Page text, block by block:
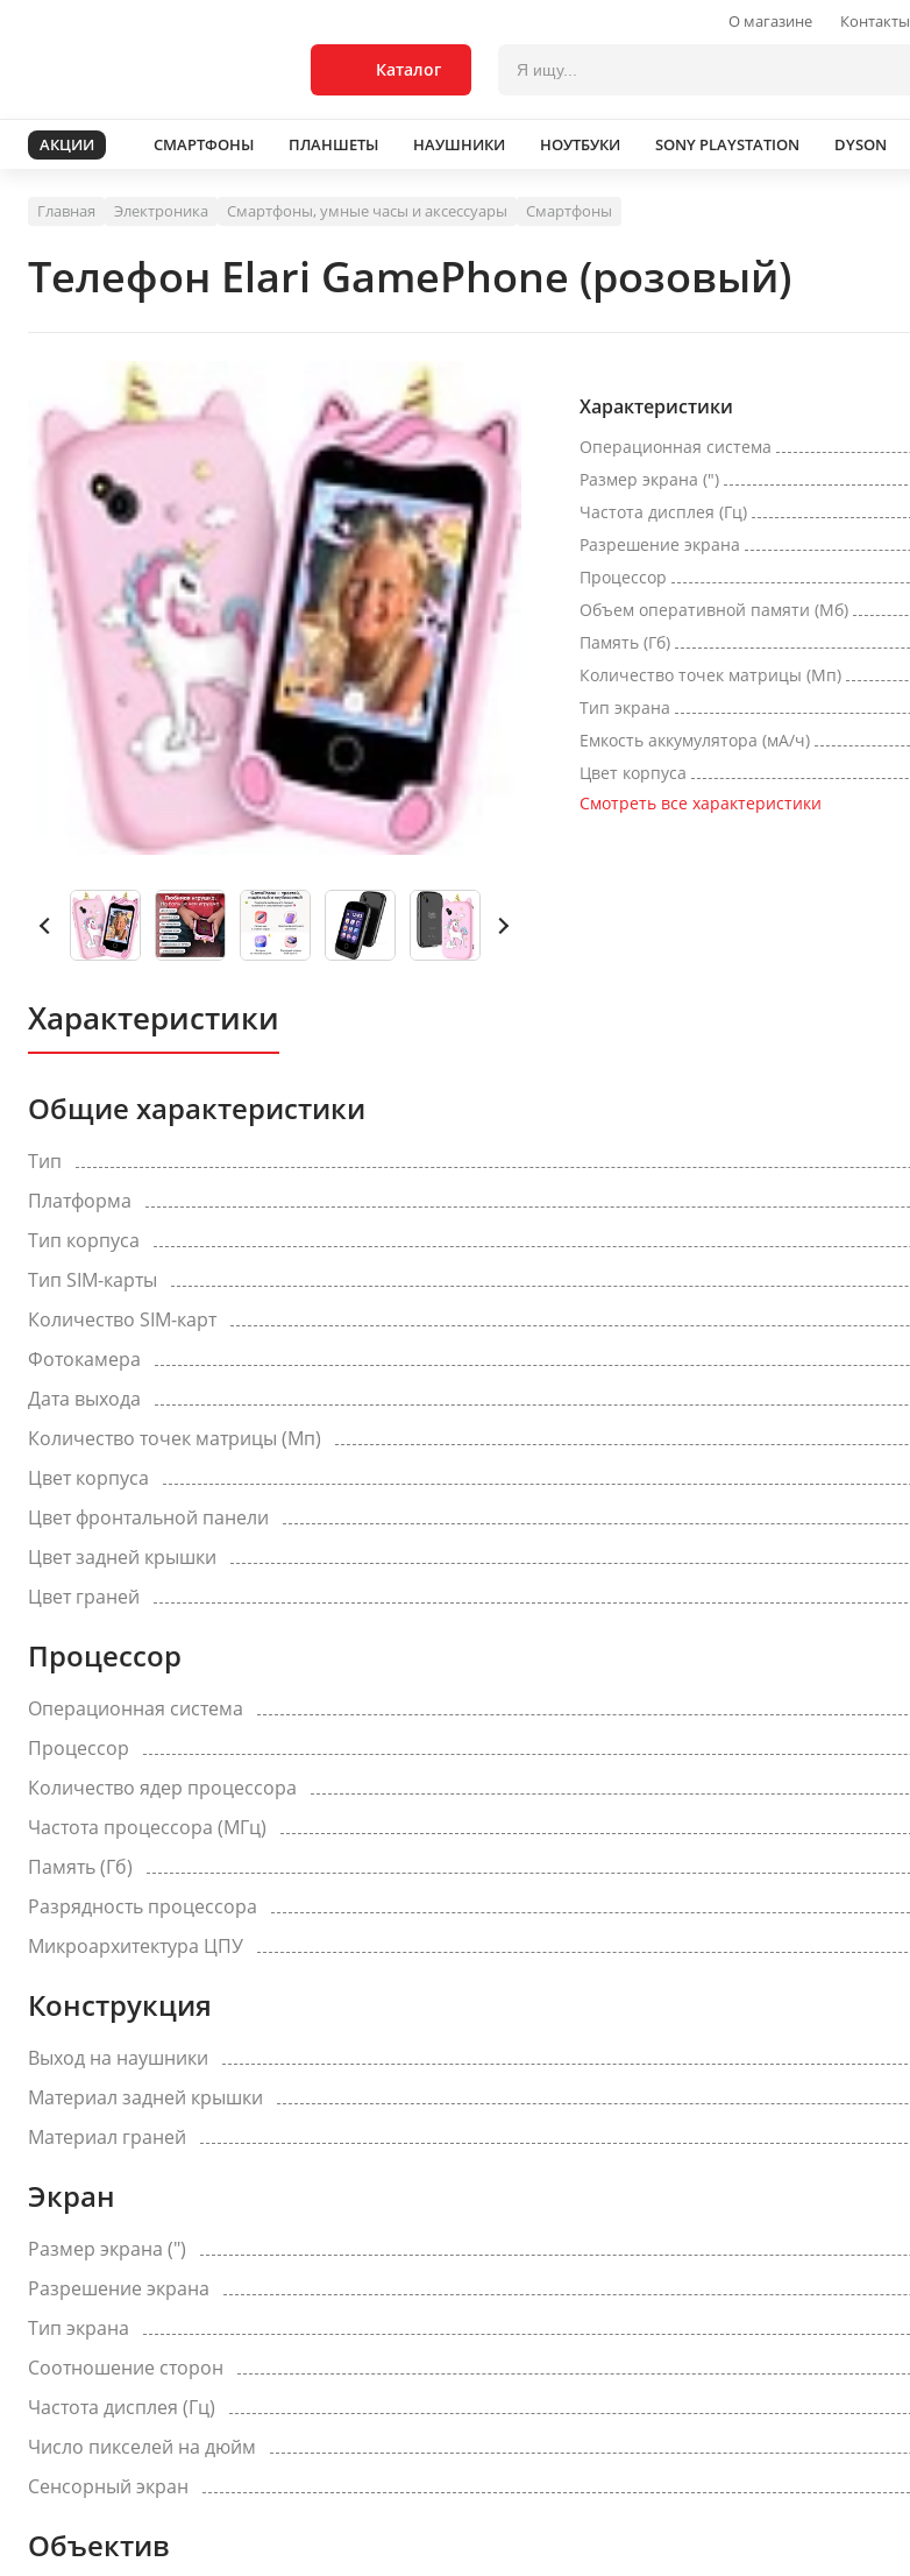
О магазине Контакты
Каталог
АКЦИИ СМАРТФОНЫ ПЛАНШЕТЫ НАУШНИКИ НОУТБУКИ SONY PLAYSTATION DYSON
Главная Электроника Смартфоны, умные часы и аксессуары Смартфоны
Телефон Elari GamePhone (розовый)
Характеристики
Операционная система
Размер экрана (")
Частота дисплея (Гц)
Разрешение экрана
Процессор
Объем оперативной памяти (Мб)
Память (Гб)
Количество точек матрицы (Мп)
Тип экрана
Емкость аккумулятора (мА/ч)
Цвет корпуса
Смотреть все характеристики
Характеристики
Общие характеристики
Тип
Платформа
Тип корпуса
Тип SIM-карты
Количество SIM-карт
Фотокамера
Дата выхода
Количество точек матрицы (Мп)
Цвет корпуса
Цвет фронтальной панели
Цвет задней крышки
Цвет граней
Процессор
Операционная система
Процессор
Количество ядер процессора
Частота процессора (МГц)
Память (Гб)
Разрядность процессора
Микроархитектура ЦПУ
Конструкция
Выход на наушники
Материал задней крышки
Материал граней
Экран
Размер экрана (")
Разрешение экрана
Тип экрана
Соотношение сторон
Частота дисплея (Гц)
Число пикселей на дюйм
Сенсорный экран
Объектив